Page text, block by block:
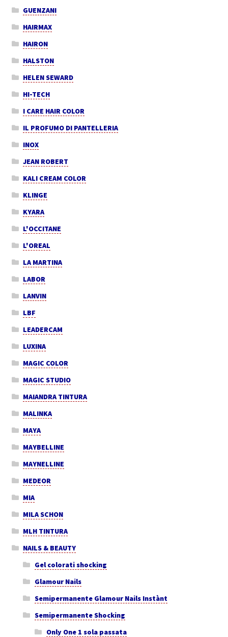
GUENZANI
HAIRMAX
HAIRON
HALSTON
HELEN SEWARD
HI-TECH
I CARE HAIR COLOR
IL PROFUMO DI PANTELLERIA
INOX
JEAN ROBERT
KALI CREAM COLOR
KLINGE
KYARA
L'OCCITANE
L'OREAL
LA MARTINA
LABOR
LANVIN
LBF
LEADERCAM
LUXINA
MAGIC COLOR
MAGIC STUDIO
MAIANDRA TINTURA
MALINKA
MAYA
MAYBELLINE
MAYNELLINE
MEDEOR
MIA
MILA SCHON
MLH TINTURA
NAILS & BEAUTY
Gel colorati shocking
Glamour Nails
Semipermanente Glamour Nails Instànt
Semipermanente Shocking
Only One 1 sola passata